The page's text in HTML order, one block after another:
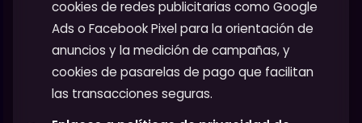
cookies de redes publicitarias como Google
Ads o Facebook Pixel para la orientación de
anuncios y la medición de campañas, y
cookies de pasarelas de pago que facilitan
las transacciones seguras.